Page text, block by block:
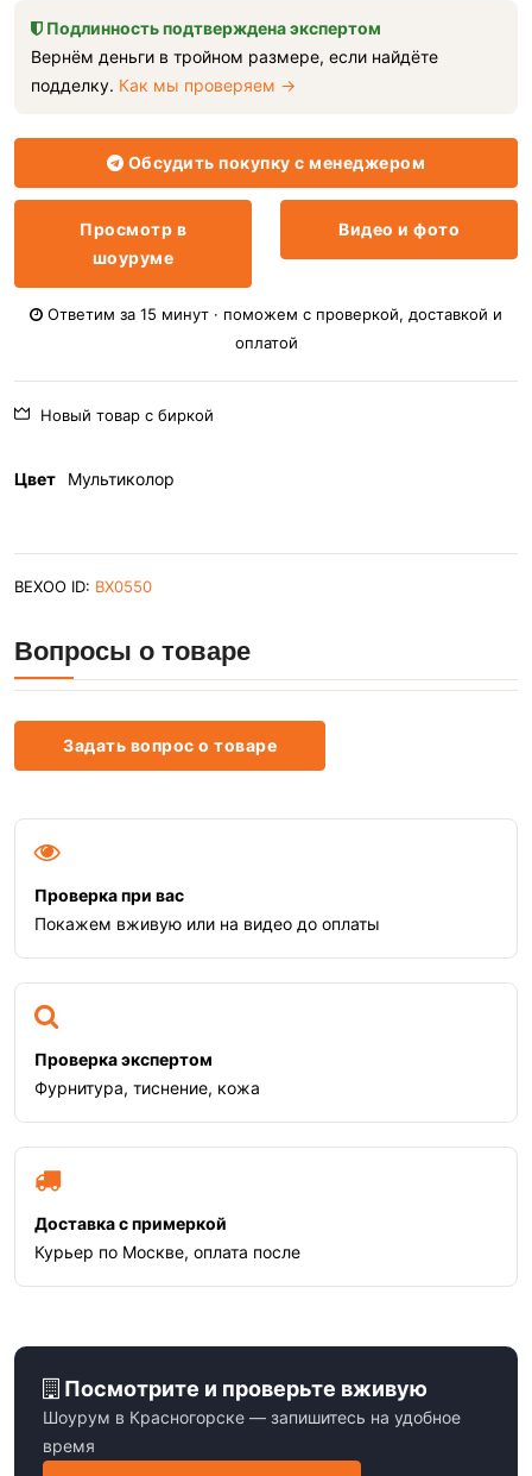
Подлинность подтверждена экспертом
Вернём деньги в тройном размере, если найдёте
подделку. Как мы проверяем →
Обсудить покупку с менеджером
Просмотр в
шоуруме
Видео и фото
Ответим за 15 минут · поможем с проверкой, доставкой и
оплатой
Новый товар с биркой
Цвет Мультиколор
BEXOO ID: BX0550
Вопросы о товаре
Задать вопрос о товаре
Проверка при вас
Покажем вживую или на видео до оплаты
Проверка экспертом
Фурнитура, тиснение, кожа
Доставка с примеркой
Курьер по Москве, оплата после
Посмотрите и проверьте вживую
Шоурум в Красногорске — запишитесь на удобное
время